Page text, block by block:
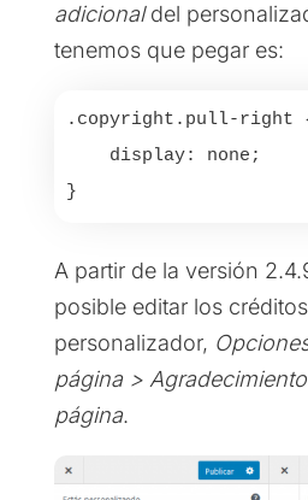
adicionaldel
tenemos que pegar es:
.copyright.pull-right
}
A partir de la versión
posible editar los
personalizador,
página >
página.